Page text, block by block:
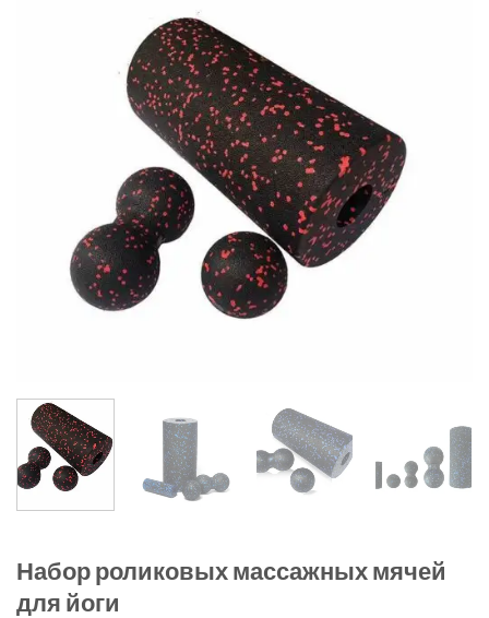
Набор роликовых массажных мячей
для йоги